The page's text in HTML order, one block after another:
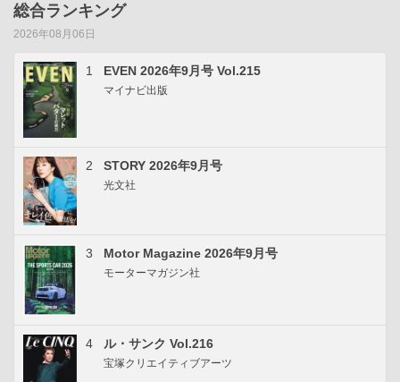
総合ランキング
2026年08月06日
1 EVEN 2026年9月号 Vol.215
マイナビ出版
2 STORY 2026年9月号
光文社
3 Motor Magazine 2026年9月号
モーターマガジン社
4 ル・サンク Vol.216
宝塚クリエイティブアーツ